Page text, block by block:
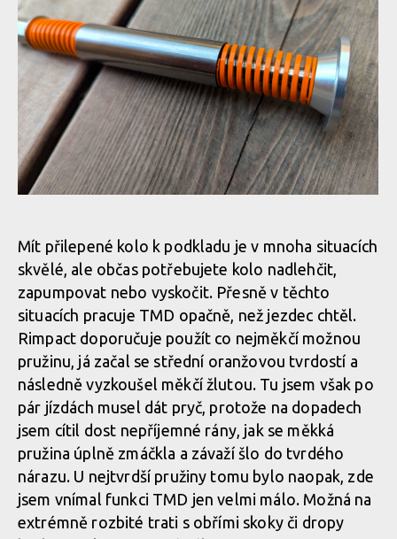
Rimpact Tuned Mass Damper
Celá sestava Rimpact Tuned Mass Damper
stylu
Jako nejvhodnější se jevila střední tvrdost pružin, ale správný
výběr záleží na mnoha parametrech, včetně typu trati a jízdním
stylu
Jako nejvhodnější se jevila střední tvrdost pružin, ale správný
výběr záleží na mnoha parametrech, včetně typu trati a jízdním
stylu
Mít přilepené kolo k podkladu je v mnoha situacích
skvělé, ale občas potřebujete kolo nadlehčit,
zapumpovat nebo vyskočit. Přesně v těchto
situacích pracuje TMD opačně, než jezdec chtěl.
Rimpact doporučuje použít co nejměkčí možnou
pružinu, já začal se střední oranžovou tvrdostí a
následně vyzkoušel měkčí žlutou. Tu jsem však po
pár jízdách musel dát pryč, protože na dopadech
jsem cítil dost nepříjemné rány, jak se měkká
pružina úplně zmáčkla a závaží šlo do tvrdého
nárazu. U nejtvrdší pružiny tomu bylo naopak, zde
jsem vnímal funkci TMD jen velmi málo. Možná na
extrémně rozbité trati s obřími skoky či dropy